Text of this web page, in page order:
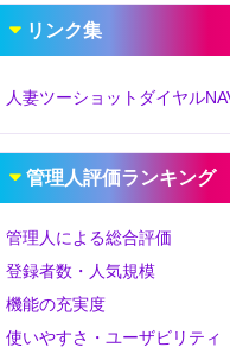
リンク集
人妻ツーショットダイヤル
管理人評価ランキング
管理人による総合評価
登録者数・人気規模
機能の充実度
使いやすさ・ユーザビリティ